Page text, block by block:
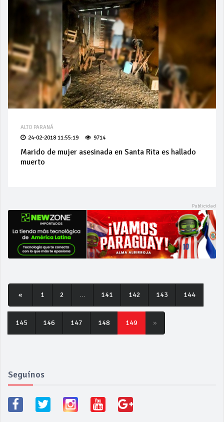
ALTO PARANÁ
24-02-2018 11:55:19 9714
Marido de mujer asesinada en Santa Rita es hallado
muerto
« 1 2 ... 141 142 143 144
145 146 147 148 149 »
Seguínos